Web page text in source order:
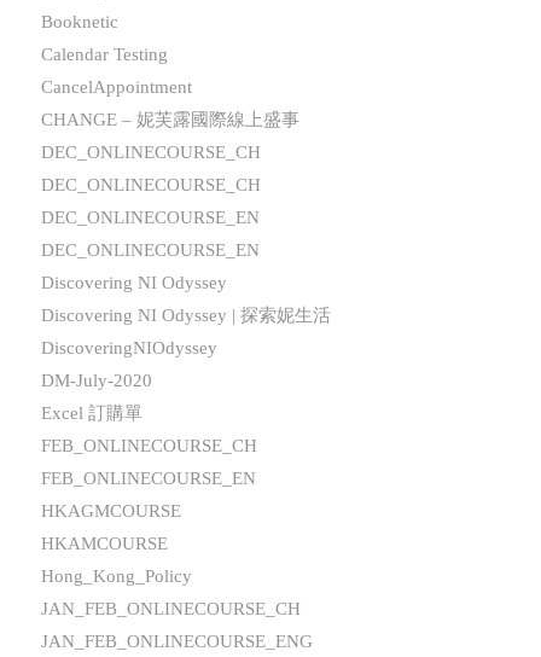
Booknetic
Calendar Testing
CancelAppointment
CHANGE – 妮芙露國際線上盛事
DEC_ONLINECOURSE_CH
DEC_ONLINECOURSE_CH
DEC_ONLINECOURSE_EN
DEC_ONLINECOURSE_EN
Discovering NI Odyssey
Discovering NI Odyssey | 探索妮生活
DiscoveringNIOdyssey
DM-July-2020
Excel 訂購單
FEB_ONLINECOURSE_CH
FEB_ONLINECOURSE_EN
HKAGMCOURSE
HKAMCOURSE
Hong_Kong_Policy
JAN_FEB_ONLINECOURSE_CH
JAN_FEB_ONLINECOURSE_ENG